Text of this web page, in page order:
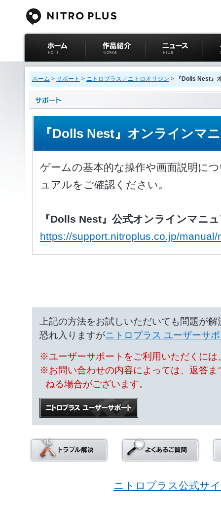
ニトロプラス公式
サイト ホーム
作品紹介 ニュース イベ
ホーム > サポート > ニトロプラス／ニトロオリジン > 『Dolls Nest』
『Dolls Nest』オンラインマ
ゲームの基本的な操作や画面説明に
ュアルをご確認ください。
『Dolls Nest』公式オンラインマニ
https://support.nitroplus.co.jp/
上記の方法をお試しいただいても問題が解
恐れ入りますがニトロプラス ユーザーサ
※ユーザーサポートをご利用いただくに
※お問い合わせの内容によっては、返答
ねる場合がございます。
ニトロプラス公式サ